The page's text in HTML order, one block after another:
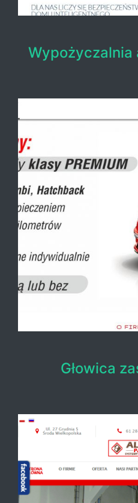
Wypożyczalnia
Głowica